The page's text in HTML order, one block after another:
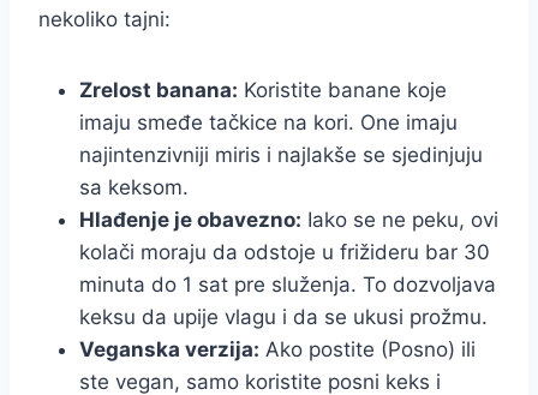
nekoliko tajni:
Zrelost banana: Koristite banane koje
imaju smeđe tačkice na kori. One imaju
najintenzivniji miris i najlakše se sjedinjuju
sa keksom.
Hlađenje je obavezno: Iako se ne peku, ovi
kolači moraju da odstoje u frižideru bar 30
minuta do 1 sat pre služenja. To dozvoljava
keksu da upije vlagu i da se ukusi prožmu.
Veganska verzija: Ako postite (Posno) ili
ste vegan, samo koristite posni keks i